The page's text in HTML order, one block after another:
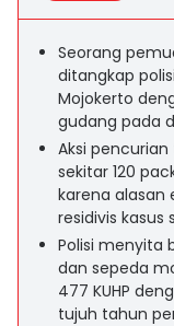
Seorang
ditangkap
Mojokerto
gudang pada
Aksi
sekitar 120
karena alasan
residivis kasus
Polisi menyita
dan sepeda
477 KUHP
tujuh tahun